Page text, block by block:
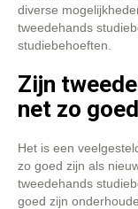
diverse
tweedehands
studiebehoeften.
Zijn
net zo
Het is een
zo goed zijn als
tweedehands
goed zijn